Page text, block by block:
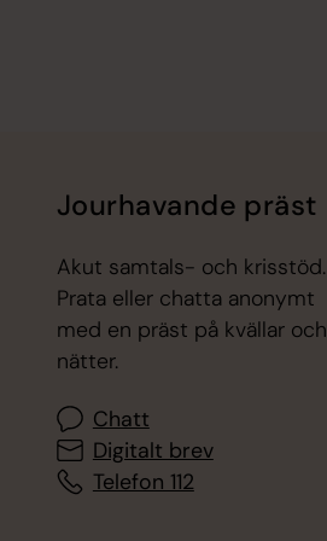
Jourhavande präst
Akut samtals- och krisstöd.
Prata eller chatta anonymt
med en präst på kvällar och
nätter.
Chatt
Digitalt brev
Telefon 112